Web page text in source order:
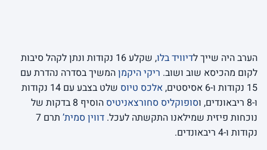
הערב היה שייך לדיוויד בלו
, שקלע 16 נקודות ונתן לקהל סיבות
לקום מהכיסא שוב ושוב. ריקי היקמןהמשיך בסדרה נהדרת עם
15 נקודות ו-6 אסיסטים,
אלכס טיוס
שלט בצבע עם 14 נקודות
ו-8 ריבאונדים, ו
סופוקליס סחורצאניטיס
הוסיף 8 בדקות של
נוכחות פיזית שמילאנו התקשתה לעכל. דווין סמית’
תרם 7
נקודות ו-4 ריבאונדים.